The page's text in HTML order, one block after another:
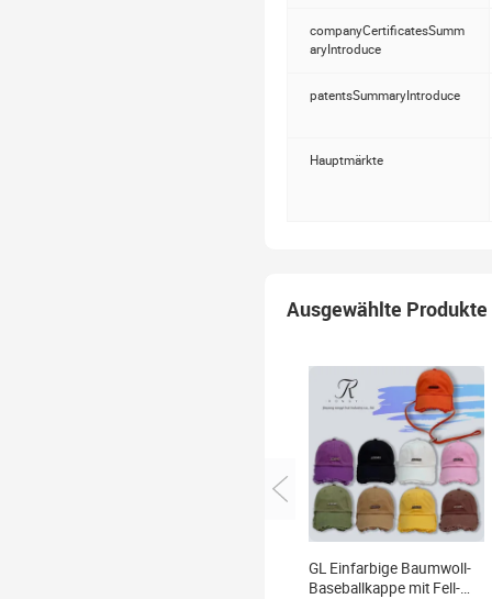
companyCertificatesSumm
aryIntroduce
patentsSummaryIntroduce
Hauptmärkte
Ausgewählte Produkte
GL Einfarbige Baumwoll-
Baseballkappe mit Fell-